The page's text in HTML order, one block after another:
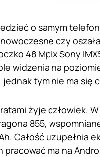
o samym
czy
48 Mpix Sony
widzenia na
tym nie ma się
żyje człowiek.
855,
Całość uzupełnia
pracować ma na